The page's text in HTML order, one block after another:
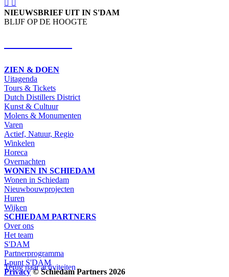
Terug naar activiteiten
NIEUWSBRIEF UIT IN S'DAM
BLIJF OP DE HOOGTE
ZIEN & DOEN
Uitagenda
Tours & Tickets
Dutch Distillers District
Kunst & Cultuur
Molens & Monumenten
Varen
Actief, Natuur, Regio
Winkelen
Horeca
Overnachten
WONEN IN SCHIEDAM
Wonen in Schiedam
Nieuwbouwprojecten
Huren
Wijken
SCHIEDAM PARTNERS
Over ons
Het team
S'DAM
Partnerprogramma
I-punt S'DAM
Privacy © Schiedam Partners 2026